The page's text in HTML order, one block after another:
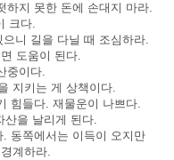
하지 못한 돈에 손대지 마라.
크다.
니 길을 다닐 때 조심하라.
도움이 된다.
중이다.
지키는 게 상책이다.
힘들다. 재물운이 나쁘다.
산을 날리게 된다.
동쪽에서는 이득이 오지만
계하라.